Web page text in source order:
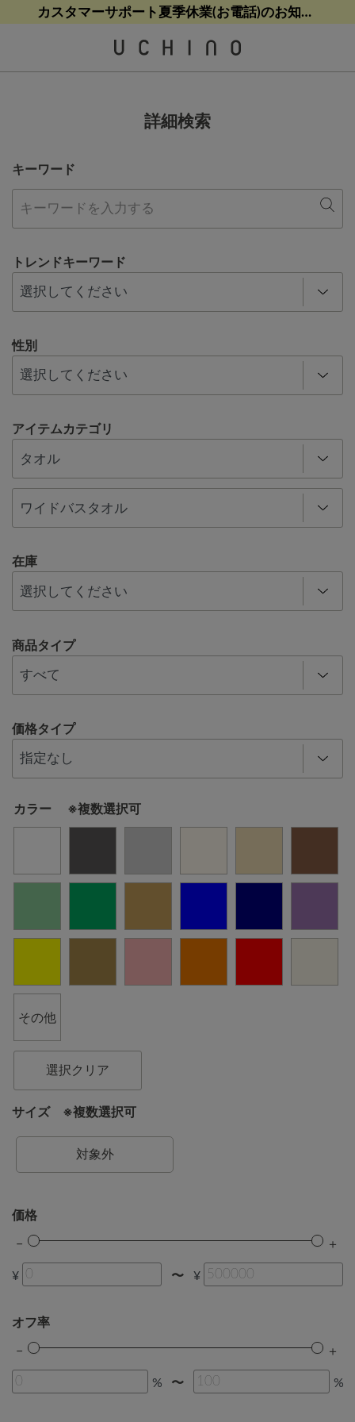
熊本地震等の影響によるお荷物配送について
【8/9(日)9:59まで！】最大10%ポイントバックカスタマーサポート夏季休業(お電話)のお知らせ
熊本地震等の影響によるお荷物配送について
【8/9(日)9:59まで！】最大10%ポイントバック
詳細検索
キーワード
トレンドキーワード
性別
アイテムカテゴリ
在庫
商品タイプ
価格タイプ
カラー ※複数選択可
その他
選択クリア
サイズ ※複数選択可
対象外
価格
¥ 〜 ¥
オフ率
% 〜 %